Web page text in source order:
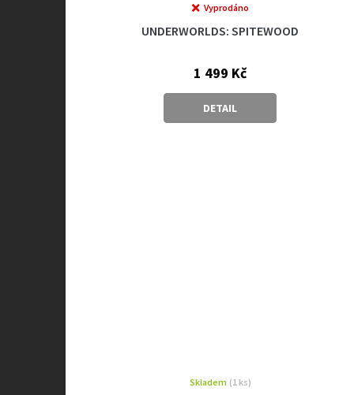
UNDERWORLDS: SPITEWOOD
Vyprodáno
1 499 Kč
DETAIL
Skladem (1 ks)